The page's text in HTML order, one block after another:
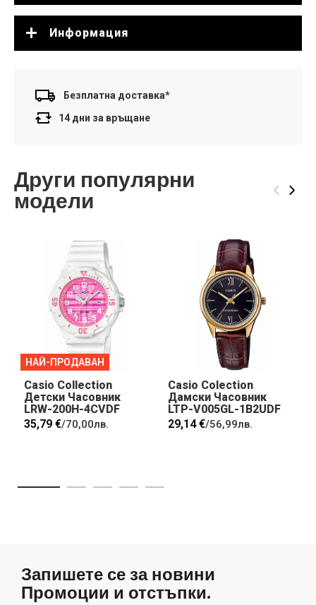
Информация
Безплатна доставка*
14 дни за връщане
Други популярни
модели ‹ ›
НАЙ-ПРОДАВАН
Casio Collection
Детски Часовник
LRW-200H-4CVDF
35,79 €/70,00лв.
Casio Colection
Дамски Часовник
LTP-V005GL-1B2UDF
29,14 €/56,99лв.
Запишете се за новини
Промоции и отстъпки.